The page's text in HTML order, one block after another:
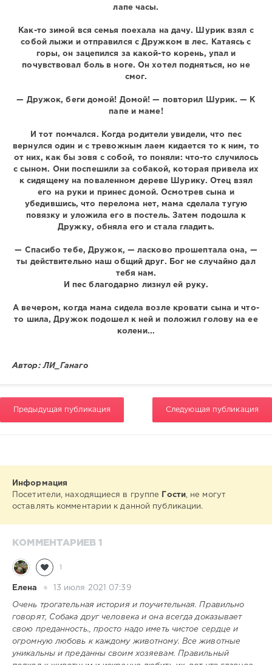
лапе часы.
Как-то зимой вся семья поехала на дачу. Шурик взял с
собой лыжи и отправился с Дружком в лес. Катаясь с
горы, он зацепился за какой-то корень, упал и
почувствовал боль в ноге. Он хотел подняться, но не
смог.
— Дружок, беги домой! Домой! — повторил Шурик. — К
папе и маме!
И тот помчался. Когда родители увидели, что пес
вернулся один и с тревожным лаем кидается то к ним, то
от них, как бы зовя с собой, то поняли: что-то случилось
с сыном. Они поспешили за собакой, которая привела их
к сидящему на поваленном дереве Шурику. Отец взял
его на руки и принес домой. Осмотрев сына и
убедившись, что перелома нет, мама сделала тугую
повязку и уложила его в постель. Затем подошла к
Дружку, обняла его и стала гладить.
— Спасибо тебе, Дружок, — ласково прошептала она, —
ты действительно наш общий друг. Бог не случайно дал
тебя нам.
И пес благодарно лизнул ей руку.
А вечером, когда мама сидела возле кровати сына и что-
то шила, Дружок подошел к ней и положил голову на ее
колени...
Автор: ЛИ_Ганаго
Предыдущая публикация Следующая публикация
Информация
Посетители, находящиеся в группе
Гости, не могут
оставлять комментарии к данной публикации.
КОММЕНТАРИЕВ 1
Елена 13 июля 2021 07:39
Очень трогательная история и поучительная. Правильно
говорят, Собака друг человека и она всегда доказывает
свою преданность., просто надо иметь чистое сердце и
огромную любовь к каждому животному. Все животные
уникальны и преданны своим хозяевам. Правильный